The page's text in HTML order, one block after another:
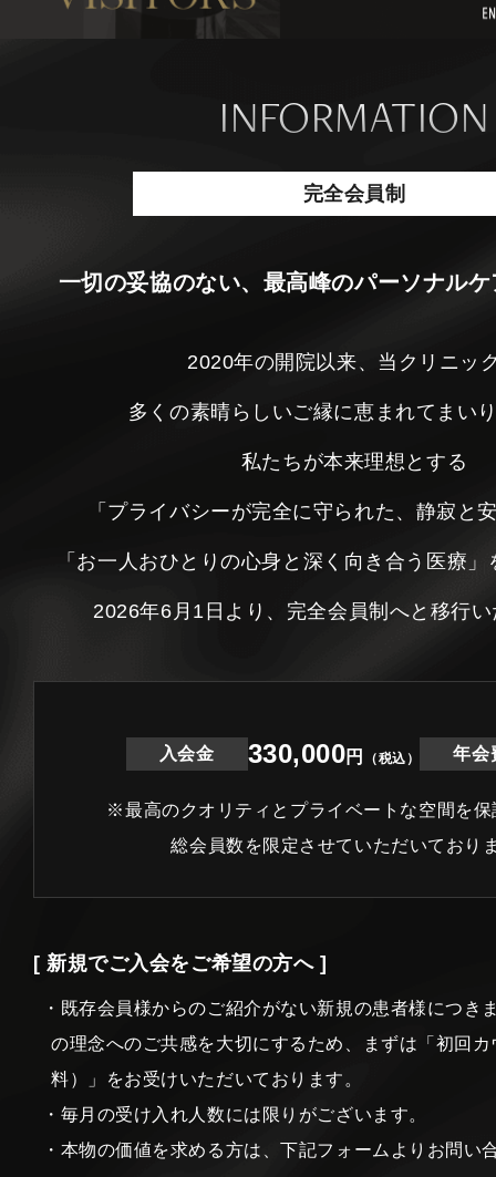
INFORMATION
完全会員制
一切の妥協のない、最高峰のパーソナル
2020年の開院以来、当クリニッ
多くの素晴らしいご縁に恵まれてまい
私たちが本来理想とする
「プライバシーが完全に守られた、静寂と
「お一人おひとりの心身と深く向き合う医療
2026年6月1日より、完全会員制へと移行
入会金 330,000円 （税込） 年会
※最高のクオリティとプライベートな空間を保
総会員数を限定させていただいており
[ 新規でご入会をご希望の方へ ]
・既存会員様からのご紹介がない新規の患者様につき
の理念へのご共感を大切にするため、まずは「初回
料）」をお受けいただいております。
・毎月の受け入れ人数には限りがございます。
・本物の価値を求める方は、下記フォームよりお問い